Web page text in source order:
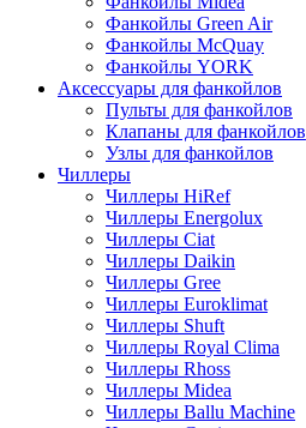
Фанкойлы Green Air
Фанкойлы McQuay
Фанкойлы YORK
Аксессуары для фанкойлов
Пульты для фанкойлов
Клапаны для фанкойлов
Узлы для фанкойлов
Чиллеры
Чиллеры HiRef
Чиллеры Energolux
Чиллеры Ciat
Чиллеры Daikin
Чиллеры Gree
Чиллеры Euroklimat
Чиллеры Shuft
Чиллеры Royal Clima
Чиллеры Rhoss
Чиллеры Midea
Чиллеры Ballu Machine